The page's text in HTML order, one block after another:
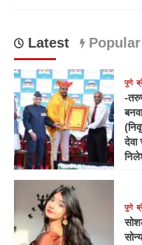
Latest Popular
पुणे
-
देवा
पुणे